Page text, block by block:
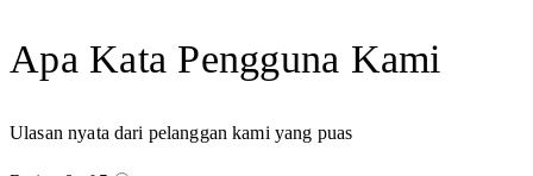
Apa Kata Pengguna Kami
Ulasan nyata dari pelanggan kami yang puas